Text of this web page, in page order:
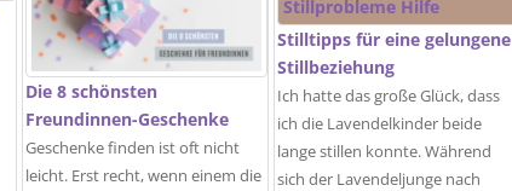
Die 8 schönsten
Freundinnen-Geschenke
Geschenke finden ist oft nicht
leicht. Erst recht, wenn einem die
Stilltipps für eine gelungene
Stillbeziehung
Ich hatte das große Glück, dass
ich die Lavendelkinder beide
lange stillen konnte. Während
sich der Lavendeljunge nach